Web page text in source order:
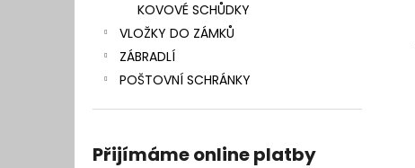
KOVOVÉ SCHŮDKY
VLOŽKY DO ZÁMKŮ
ZÁBRADLÍ
POŠTOVNÍ SCHRÁNKY
Přijímáme online platby